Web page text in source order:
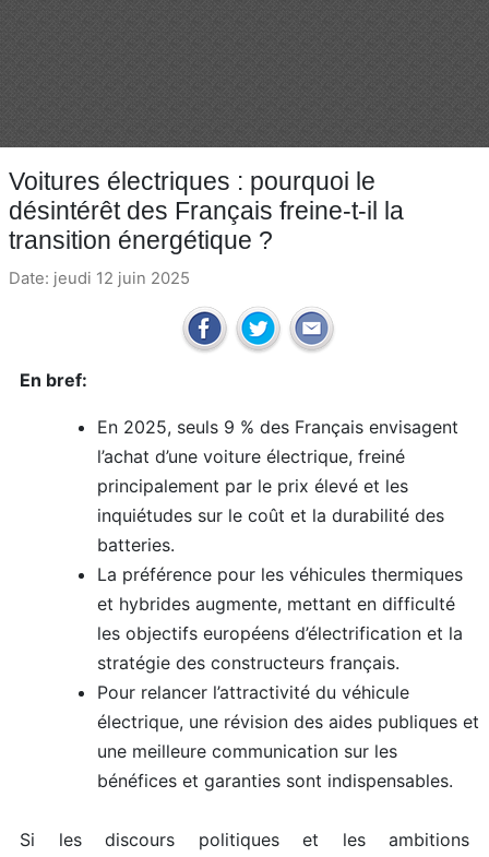
Voitures électriques : pourquoi le
désintérêt des Français freine-t-il la
transition énergétique ?
Date: jeudi 12 juin 2025
En bref:
En 2025, seuls 9 % des Français envisagent
l’achat d’une voiture électrique, freiné
principalement par le prix élevé et les
inquiétudes sur le coût et la durabilité des
batteries.
La préférence pour les véhicules thermiques
et hybrides augmente, mettant en difficulté
les objectifs européens d’électrification et la
stratégie des constructeurs français.
Pour relancer l’attractivité du véhicule
électrique, une révision des aides publiques et
une meilleure communication sur les
bénéfices et garanties sont indispensables.
Si les discours politiques et les ambitions